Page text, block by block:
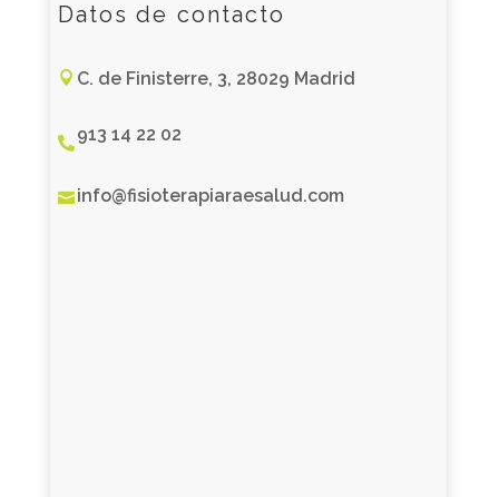
Datos de contacto
 C. de Finisterre, 3, 28029 Madrid
 913 14 22 02
 info@fisioterapiaraesalud.com